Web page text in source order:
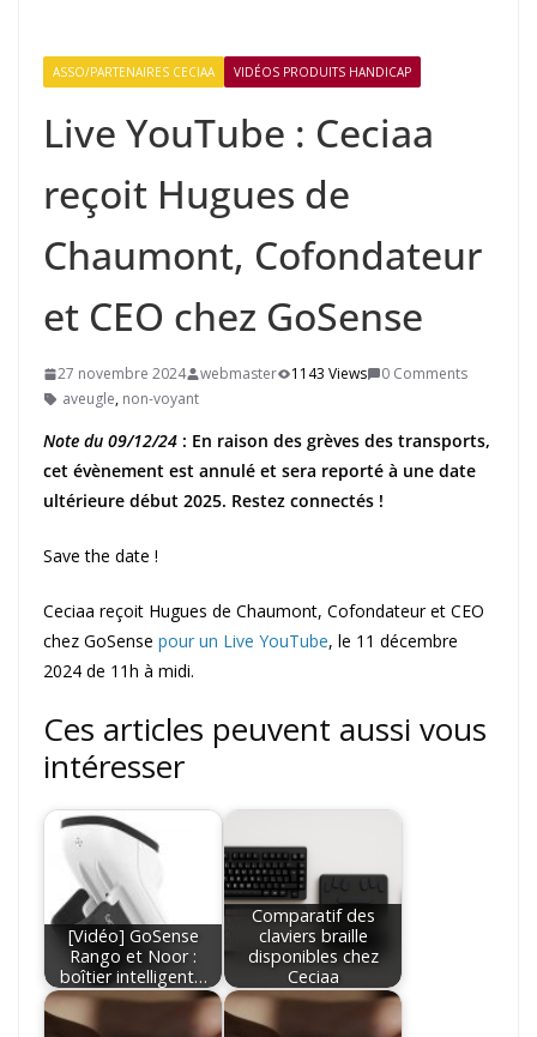
ASSO/PARTENAIRES CECIAA VIDÉOS PRODUITS HANDICAP
Live YouTube : Ceciaa
reçoit Hugues de
Chaumont, Cofondateur
et CEO chez GoSense
27 novembre 2024 webmaster 1143 Views
0 Comments
aveugle, non-voyant
Note du 09/12/24 : En raison des grèves des transports,
cet évènement est annulé et sera reporté à une date
ultérieure début 2025. Restez connectés !
Save the date !
Ceciaa reçoit Hugues de Chaumont, Cofondateur et CEO
chez GoSense pour un Live YouTube, le 11 décembre
2024 de 11h à midi.
Ces articles peuvent aussi vous
intéresser
[Vidéo] GoSense
Rango et Noor :
boîtier intelligent…
Comparatif des
claviers braille
disponibles chez
Ceciaa